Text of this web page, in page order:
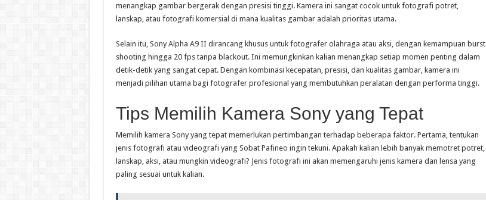
menangkap gambar bergerak dengan presisi tinggi. Kamera ini sangat cocok untuk fotografi potret,
lanskap, atau fotografi komersial di mana kualitas gambar adalah prioritas utama.
Selain itu, Sony Alpha A9 II dirancang khusus untuk fotografer olahraga atau aksi, dengan kemampuan burst
shooting hingga 20 fps tanpa blackout. Ini memungkinkan kalian menangkap setiap momen penting dalam
detik-detik yang sangat cepat. Dengan kombinasi kecepatan, presisi, dan kualitas gambar, kamera ini
menjadi pilihan utama bagi fotografer profesional yang membutuhkan peralatan dengan performa tinggi.
Tips Memilih Kamera Sony yang Tepat
Memilih kamera Sony yang tepat memerlukan pertimbangan terhadap beberapa faktor. Pertama, tentukan
jenis fotografi atau videografi yang Sobat Pafineo ingin tekuni. Apakah kalian lebih banyak memotret potret,
lanskap, aksi, atau mungkin videografi? Jenis fotografi ini akan memengaruhi jenis kamera dan lensa yang
paling sesuai untuk kalian.